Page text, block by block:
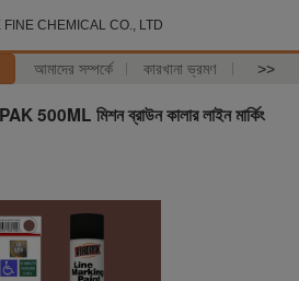
CHEMICAL CO., LTD
আমাদের সম্পর্কে কারখানা ভ্রমণ >>
500ML মিশন ব্রাউন কালার লাইন মার্কিং